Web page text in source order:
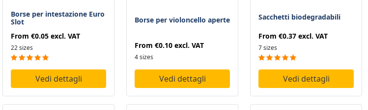
Borse per intestazione Euro
Slot
From €0.05 excl. VAT
22 sizes
Vedi dettagli
Borse per violoncello aperte
From €0.10 excl. VAT
4 sizes
Vedi dettagli
Sacchetti biodegradabili
From €0.37 excl. VAT
7 sizes
Vedi dettagli